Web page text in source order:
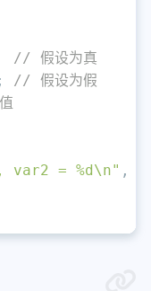
// 假设为真
;
// 假设为假
var2 = %d\n" ,